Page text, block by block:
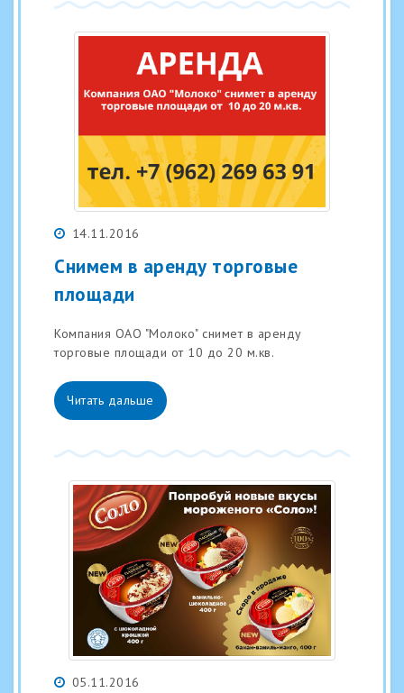
14.11.2016
Снимем в аренду торговые
площади
Компания ОАО "Молоко" снимет в аренду
торговые площади от 10 до 20 м.кв.
Читать дальше
05.11.2016